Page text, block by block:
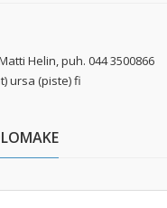
Helin, puh. 044 3500866
ursa (piste) fi